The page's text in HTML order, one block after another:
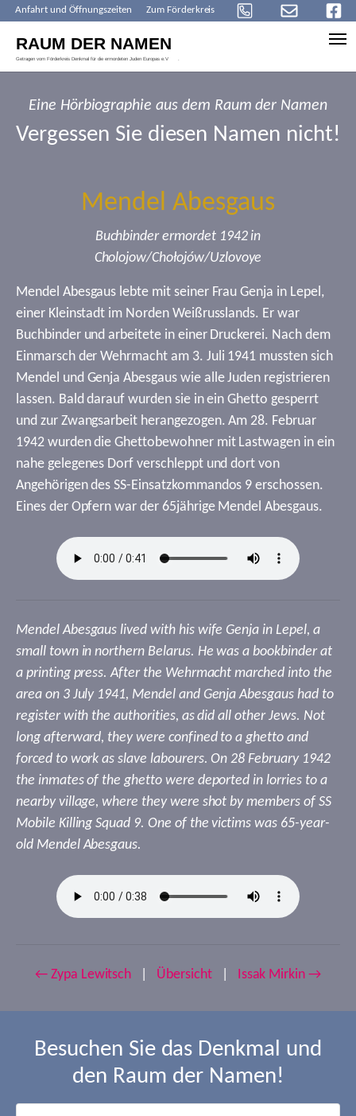
Anfahrt und Öffnungszeiten Zum Förderkreis
Eine Hörbiographie aus dem Raum der Namen
Vergessen Sie diesen Namen nicht!
Mendel Abesgaus
Buchbinder ermordet 1942 in
Cholojow/Chołojów/Uzlovoye
Mendel Abesgaus lebte mit seiner Frau Genja in Lepel,
einer Kleinstadt im Norden Weißrusslands. Er war
Buchbinder und arbeitete in einer Druckerei. Nach dem
Einmarsch der Wehrmacht am 3. Juli 1941 mussten sich
Mendel und Genja Abesgaus wie alle Juden registrieren
lassen. Bald darauf wurden sie in ein Ghetto gesperrt
und zur Zwangsarbeit herangezogen. Am 28. Februar
1942 wurden die Ghettobewohner mit Lastwagen in ein
nahe gelegenes Dorf verschleppt und dort von
Angehörigen des SS-Einsatzkommandos 9 erschossen.
Eines der Opfern war der 65jährige Mendel Abesgaus.
Mendel Abesgaus lived with his wife Genja in Lepel, a
small town in northern Belarus. He was a bookbinder at
a printing press. After the Wehrmacht marched into the
area on 3 July 1941, Mendel and Genja Abesgaus had to
register with the authorities, as did all other Jews. Not
long afterward, they were confined to a ghetto and
forced to work as slave labourers. On 28 February 1942
the inmates of the ghetto were deported in lorries to a
nearby village, where they were shot by members of SS
Mobile Killing Squad 9. One of the victims was 65-year-
old Mendel Abesgaus.
← Zypa Lewitsch Übersicht Issak Mirkin →
Besuchen Sie das Denkmal und
den Raum der Namen!